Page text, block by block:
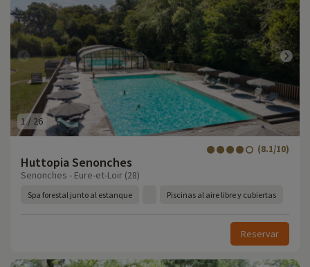
1/ 26
Huttopia Senonches
(8.1/10)
Senonches - Eure-et-Loir (28)
Spa forestal junto al estanque Piscinas al aire libre y cubiertas
Reservar